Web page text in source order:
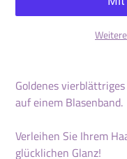
wird
zum
Warenkorb
Goldenes
auf einem Blasenband.
Verleihen Sie Ihrem
glücklichen Glanz!